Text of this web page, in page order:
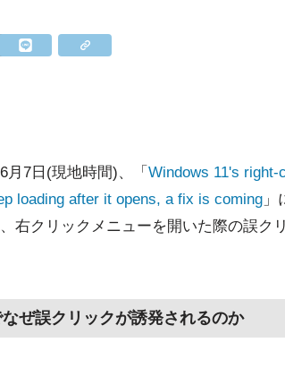
月7日(現地時間)、「 Windows 11's
loading after it opens, a fix is coming 」
右クリックメニューを開いた際の誤ク
ぜ誤クリックが誘発されるのか